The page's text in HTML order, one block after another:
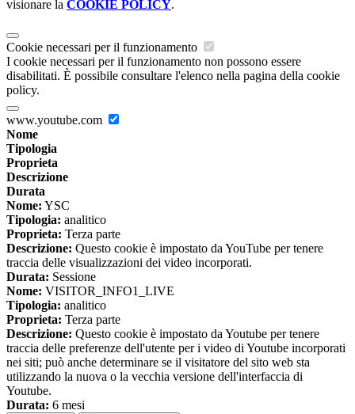
visionare la COOKIE POLICY.
Cookie necessari per il funzionamento
I cookie necessari per il funzionamento non possono essere
disabilitati. È possibile consultare l'elenco nella pagina della cookie
policy.
www.youtube.com
Nome
Tipologia
Proprieta
Descrizione
Durata
Nome: YSC
Tipologia: analitico
Proprieta: Terza parte
Descrizione: Questo cookie è impostato da YouTube per tenere
traccia delle visualizzazioni dei video incorporati.
Durata: Sessione
Nome: VISITOR_INFO1_LIVE
Tipologia: analitico
Proprieta: Terza parte
Descrizione: Questo cookie è impostato da Youtube per tenere
traccia delle preferenze dell'utente per i video di Youtube incorporati
nei siti; può anche determinare se il visitatore del sito web sta
utilizzando la nuova o la vecchia versione dell'interfaccia di
Youtube.
Durata: 6 mesi